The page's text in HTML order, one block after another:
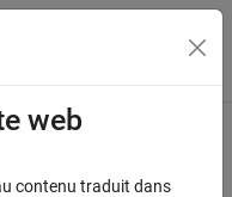
du menu
web
contenu traduit dans